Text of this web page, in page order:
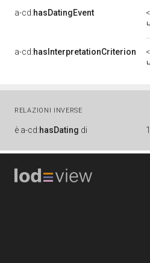
a-cd:hasDatingEvent
a-cd:hasInterpretationCriterion
RELAZIONI INVERSE
è a-cd:hasDating di